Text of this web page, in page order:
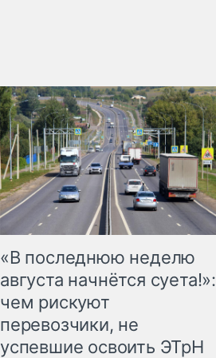
«В последнюю неделю
августа начнётся суета!»:
чем рискуют
перевозчики, не
успевшие освоить ЭТрН